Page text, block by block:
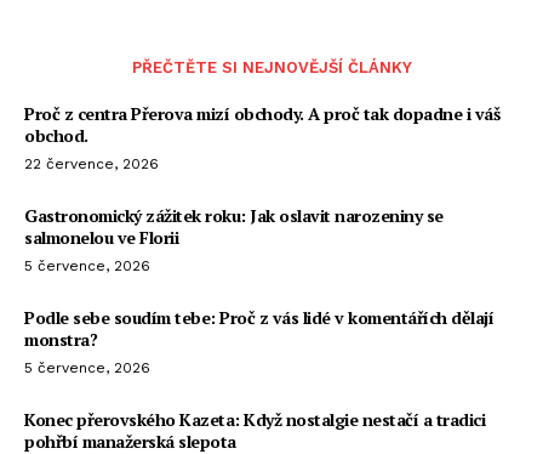
PŘEČTĚTE SI NEJNOVĚJŠÍ ČLÁNKY
Proč z centra Přerova mizí obchody. A proč tak dopadne i váš
obchod.
22 července, 2026
Gastronomický zážitek roku: Jak oslavit narozeniny se
salmonelou ve Florii
5 července, 2026
Podle sebe soudím tebe: Proč z vás lidé v komentářích dělají
monstra?
5 července, 2026
Konec přerovského Kazeta: Když nostalgie nestačí a tradici
pohřbí manažerská slepota